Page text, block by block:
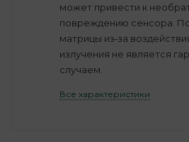
может привести к
повреждению сенсора.
матрицы из‑за
излучения не является
случаем.
Все характеристики